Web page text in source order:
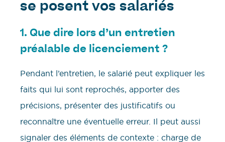
se posent vos salariés
1. Que dire lors d’un entretien
préalable de licenciement ?
Pendant l’entretien, le salarié peut expliquer les
faits qui lui sont reprochés, apporter des
précisions, présenter des justificatifs ou
reconnaître une éventuelle erreur. Il peut aussi
signaler des éléments de contexte : charge de